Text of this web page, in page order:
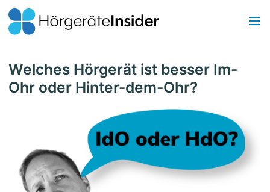
Welches Hörgerät ist besser Im-
Ohr oder Hinter-dem-Ohr?